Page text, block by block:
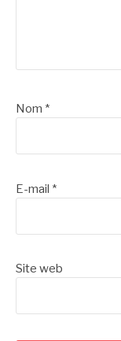
Nom *
E-mail *
Site web